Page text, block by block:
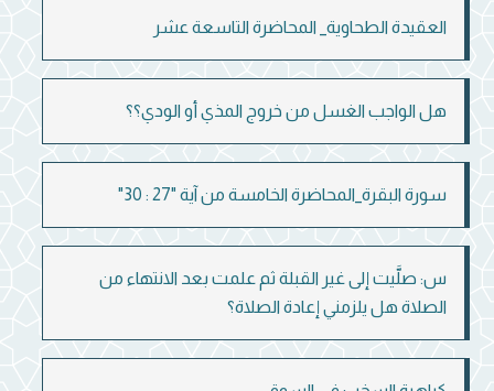
العقيدة الطحاوية_ المحاضرة التاسعة عشر
هل الواجب الغسل من خروج المذي أو الودي؟؟
سورة البقرة_المحاضرة الخامسة من آية "27 : 30"
س: صلَّيت إلى غير القبلة ثم علمت بعد الانتهاء من
الصلاة هل يلزمني إعادة الصلاة؟